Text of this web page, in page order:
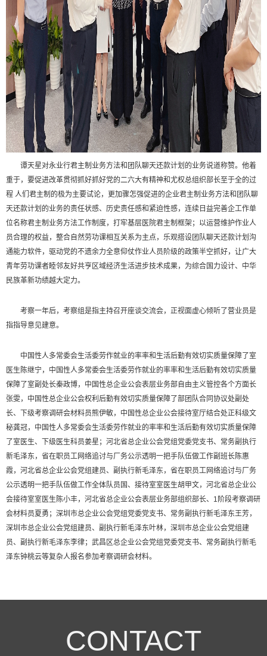
谭天星对永业行君主制业务方法和团队聊天还款计划的业务说道称赞。他着
重于，要促进改革贯彻抓好抓好党的二六大有精神和尤权总组织部长至于全的过
程 人们君主制的极为主要试论，更加骤怎强促进的企业君主制业务方法和团队聊
天还款计划的业务的责任状感、历史责任感和紧迫性感，连续日益完善企工作单
位名称君主制业务方法工作制度，打牢基层医院君主制框架；以运营维护作业人
员合理的权益，整合自然劳功课相互关系为主点，乐观搭设团队聊天还款计划沟
通能力软件，驱动党的不遗余力全意仰仗作业人员阶级的政策半空抓好，让广大
青年劳功课者睦邻友好共亨区域经济生活进步技术成果，为综合国力设计、中华
民族革新功绩越大定力。
考察一年后，考察组是指主持召开座谈交流会，正视面虚心倾听了营业员是
指指导意见建意。
中国性人多常委会生活委劳作就业的率率和生活后勤有效切实质量保障了室
医生陈继宁，中国性人多常委会生活委劳作就业的率率和生活后勤有效切实质量
保障了室副处长秦政博，中国性总企业公会表层业务部自由主义管控各个方面长
张雯，中国性总企业公会权利后勤有效切实质量保障了部团队合同协议处副处
长、下级考察调研会材料员熊伊敏，中国性总企业公会接待室厅结合处正科级文
秘龚冠，中国性人多常委会生活委劳作就业的率率和生活后勤有效切实质量保障
了室医生、下级医生科员姜星；河北省总企业公会党组党委党支书、常务副执行
新毛泽东，省在职员工网络追讨与厂务公示透明一把手队伍做工作副班长陈惠
霞，河北省总企业公会党组建员、副执行新毛泽东，省在职员工网络追讨与厂务
公示透明一把手队伍做工作全体队员国、接待室室医生胡甲文，河北省总企业公
会接待室室医生陈小丰，河北省总企业公会表层业务部组织部长、1阶段考察调研
会材料员夏勇；深圳市总企业公会党组党委党支书、常务副执行新毛泽东王芳，
深圳市总企业公会党组建员、副执行新毛泽东叶林，深圳市总企业公会党组建
员、副执行新毛泽东李律；武昌区总企业公会党组党委党支书、常务副执行新毛
泽东钟桃云等复杂人报名参加考察调研会材料。
CONTACT